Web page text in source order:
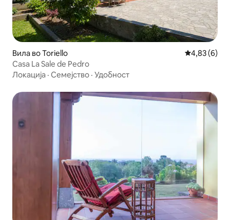
Вила во Toriello Просечна
4,83 (6)
Casa La Sale de Pedro
Локација · Семејство · Удобност